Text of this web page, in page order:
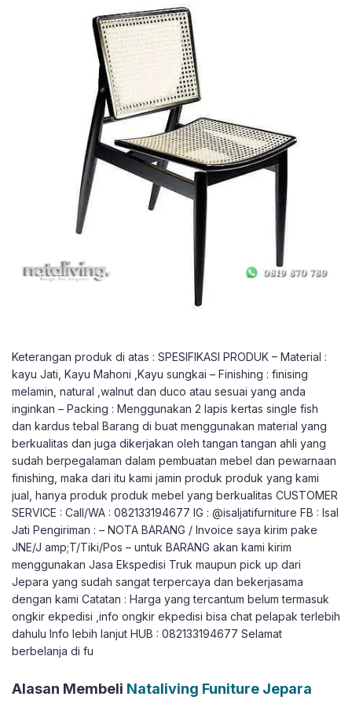
Keterangan produk di atas : SPESIFIKASI PRODUK – Material :
kayu Jati, Kayu Mahoni ,Kayu sungkai – Finishing : finising
melamin, natural ,walnut dan duco atau sesuai yang anda
inginkan – Packing : Menggunakan 2 lapis kertas single fish
dan kardus tebal Barang di buat menggunakan material yang
berkualitas dan juga dikerjakan oleh tangan tangan ahli yang
sudah berpegalaman dalam pembuatan mebel dan pewarnaan
finishing, maka dari itu kami jamin produk produk yang kami
jual, hanya produk produk mebel yang berkualitas CUSTOMER
SERVICE : Call/WA : 082133194677 IG : @isaljatifurniture FB : Isal
Jati Pengiriman : – NOTA BARANG / Invoice saya kirim pake
JNE/J amp;T/Tiki/Pos – untuk BARANG akan kami kirim
menggunakan Jasa Ekspedisi Truk maupun pick up dari
Jepara yang sudah sangat terpercaya dan bekerjasama
dengan kami Catatan : Harga yang tercantum belum termasuk
ongkir ekpedisi ,info ongkir ekpedisi bisa chat pelapak terlebih
dahulu Info lebih lanjut HUB : 082133194677 Selamat
berbelanja di fu
Alasan Membeli Nataliving Funiture Jepara